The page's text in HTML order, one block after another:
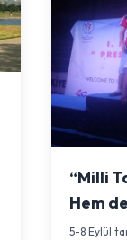
“Milli
Hem
Bizim
5-8 Eylül